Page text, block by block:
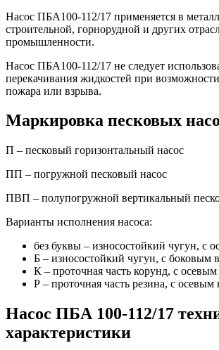
Насос ПБА100-112/17 применяется в
строительной, горнорудной и других
промышленности.
Насос ПБА100-112/17 не следует
перекачивания жидкостей при
пожара или взрыва.
Маркировка песковых
П – песковый горизонтальный насос
ПП – погружной песковый насос
ПВП – полупогружной вертикальный
Варианты исполнения насоса:
без буквы – износостойкий чугун, с
Б – износостойкий чугун, с боковым
К – проточная часть корунд, с
Р – проточная часть резина, с осевым
Насос ПБА 100-112/17
характеристики